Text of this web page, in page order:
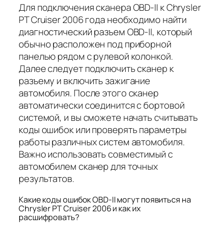
Для подключения сканера OBD-II к Chrysler
PT Cruiser 2006 года необходимо найти
диагностический разъем OBD-II, который
обычно расположен под приборной
панелью рядом с рулевой колонкой.
Далее следует подключить сканер к
разъему и включить зажигание
автомобиля. После этого сканер
автоматически соединится с бортовой
системой, и вы сможете начать считывать
коды ошибок или проверять параметры
работы различных систем автомобиля.
Важно использовать совместимый с
автомобилем сканер для точных
результатов.
Какие коды ошибок OBD-II могут появиться на
Chrysler PT Cruiser 2006 и как их
расшифровать?